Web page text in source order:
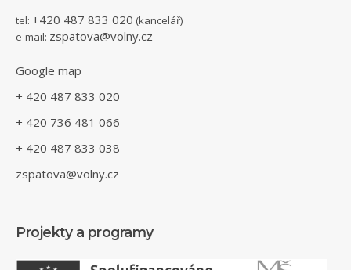
tel: +420 487 833 020 (kancelář)
e-mail: zspatova@volny.cz
Google map
+ 420 487 833 020
+ 420 736 481 066
+ 420 487 833 038
zspatova@volny.cz
Projekty a programy